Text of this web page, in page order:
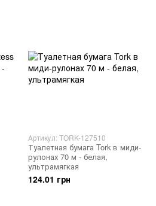
Артикул: TORK-127510
Туалетная бумага Tork в миди-
рулонах 70 м - белая,
ультрамягкая
124.01 грн